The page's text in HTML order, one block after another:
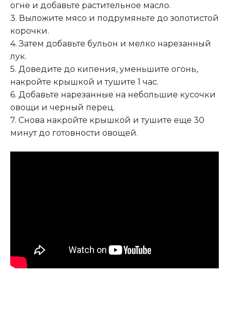
огне и добавьте растительное масло.
3. Выложите мясо и подрумяньте до золотистой
корочки.
4. Затем добавьте бульон и мелко нарезанный
лук.
5. Доведите до кипения, уменьшите огонь,
накройте крышкой и тушите 1 час.
6. Добавьте нарезанные на небольшие кусочки
овощи и черный перец.
7. Снова накройте крышкой и тушите еще 30
минут до готовности овощей.